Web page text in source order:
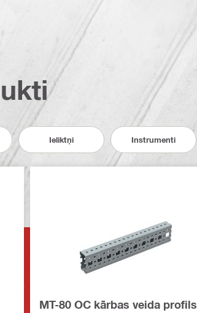
Ieliktņi Instrumenti
MT-80 OC kārbas veida profils